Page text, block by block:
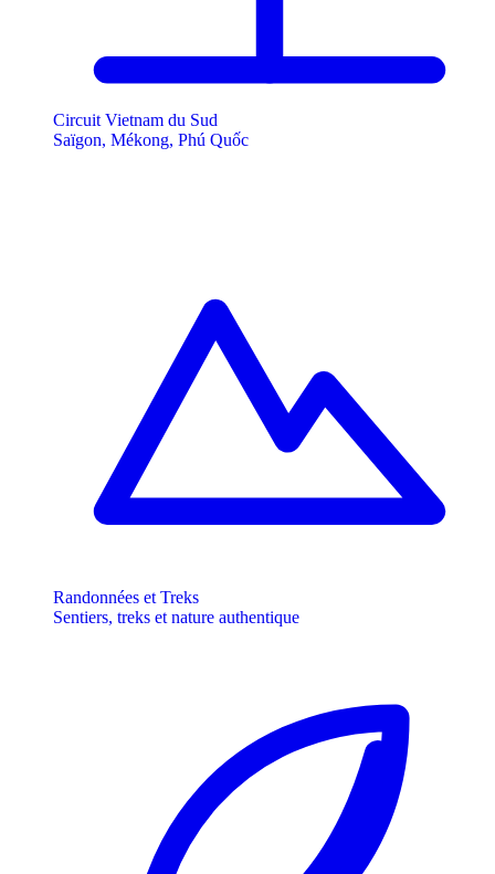
Circuit Vietnam du Sud
Saïgon, Mékong, Phú Quốc
Randonnées et Treks
Sentiers, treks et nature authentique